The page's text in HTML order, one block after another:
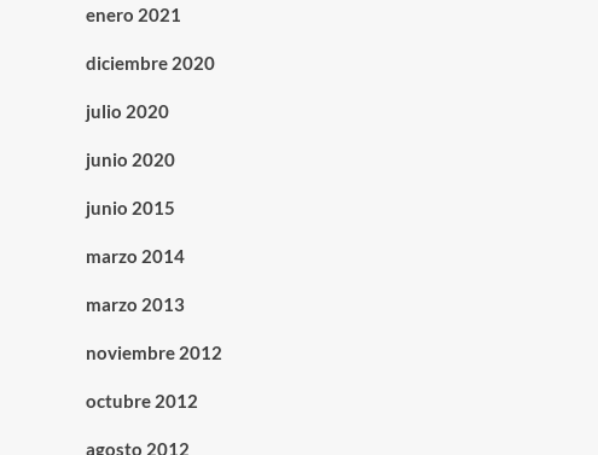
enero 2021
diciembre 2020
julio 2020
junio 2020
junio 2015
marzo 2014
marzo 2013
noviembre 2012
octubre 2012
agosto 2012